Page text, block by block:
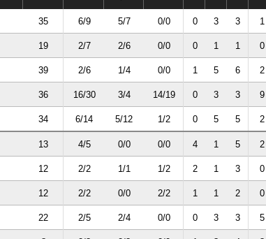
35 6/9 5/7 0/0 0 3 3 1
19 2/7 2/6 0/0 0 1 1 0
39 2/6 1/4 0/0 1 5 6 2
36 16/30 3/4 14/19 0 3 3 9
34 6/14 5/12 1/2 0 5 5 2
13 4/5 0/0 0/0 4 1 5 2
12 2/2 1/1 1/2 2 1 3 0
12 2/2 0/0 2/2 1 1 2 0
22 2/5 2/4 0/0 0 3 3 5